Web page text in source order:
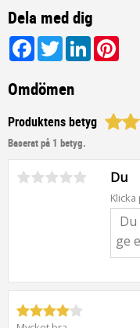
Dela med dig
Facebook
TwitterLinkedIn
Omdömen
Produktens betyg
Baserat på 1 betyg.
Du